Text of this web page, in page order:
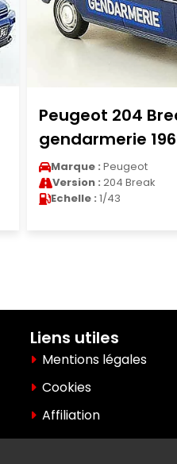
Peugeot 204
gendarmerie
Marque : Peugeot
Version : 204 Break
Echelle : 1/43
Liens utiles
Mentions légales
Cookies
Affiliation